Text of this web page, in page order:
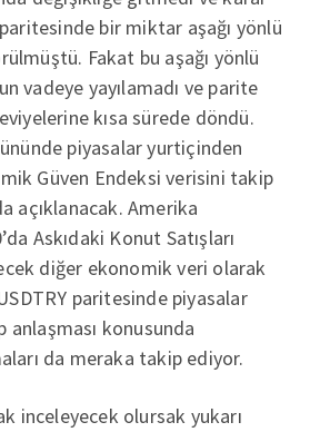
bir miktar aşağı yönlü
Fakat bu aşağı yönlü
vadeye yayılamadı ve parite
kısa sürede döndü.
piyasalar yurtiçinden
Güven Endeksi verisini takip
açıklanacak. Amerika
Askıdaki Konut Satışları
diğer ekonomik veri olarak
paritesinde piyasalar
anlaşması konusunda
da meraka takip ediyor.
inceleyecek olursak yukarı